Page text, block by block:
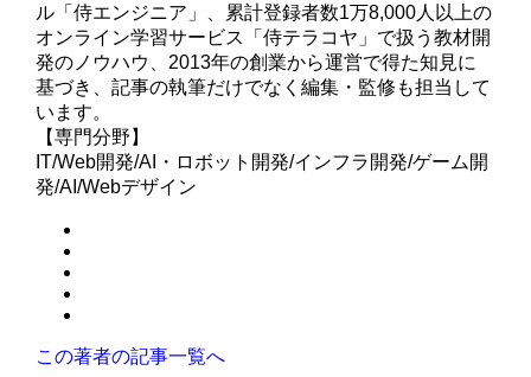
ル「侍エンジニア」、累計登録者数1万8,000人以上の
オンライン学習サービス「侍テラコヤ」で扱う教材開
発のノウハウ、2013年の創業から運営で得た知見に
基づき、記事の執筆だけでなく編集・監修も担当して
います。
【専門分野】
IT/Web開発/AI・ロボット開発/インフラ開発/ゲーム開
発/AI/Webデザイン
この著者の記事一覧へ